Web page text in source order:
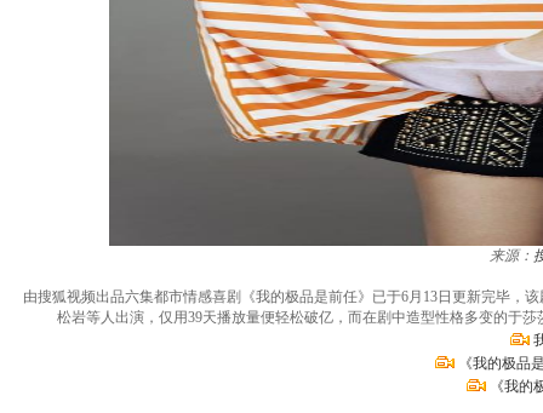
来源：
由搜狐视频出品六集都市情感喜剧《我的极品是前任》已于6月13日更新完毕，
松岩等人出演，仅用39天播放量便轻松破亿，而在剧中造型性格多变的于
《我的极品
《我的